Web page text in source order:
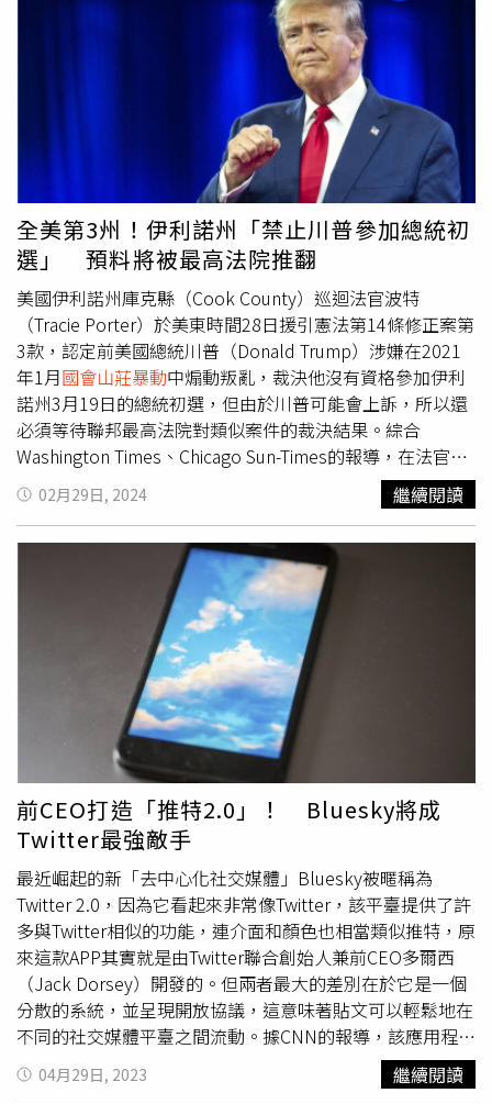
否應公開要求拜登棄選。拜登的顧問則忙著緩解疑慮。拜登
競選團隊發言人舒斯特（Seth Schuster）表示，拜登不會
退選，「選民們沒有表明過同意此事」。拜登團隊說，拜登
會參加9月美國廣播公司（ABC）舉辦的第二場辯論。據有
線電視新聞網（CNN）報導，拜登與川普之間的首場辯論，
在所有電視頻道中吸引了4790萬名觀眾觀看，收看人數較
2020年大幅下滑。談到美國憲法《第25修正案》，就在
2021年1月，針對川普支持者攻占國會大廈一事，當時民主
黨掌控的眾院曾通過不具約束力的決議，呼籲時任副總統彭
斯援引該修正案解除川普的總統職位，但遭彭斯拒絕。28
日，美國最高法院大法官以6比3的票數駁回下級法院的判
決，提高了妨礙官方程序指控（obstruction charge）的法
律門檻，其中涉及檢察官針對川普推翻聯邦選舉結果的案
件，以及參與2021年1月6日國會山莊襲擊事件的被告。這
項裁定使得數百起案件面臨不確定性。川普28日在維吉尼亞
州造勢時呼籲釋放參與國會山莊暴動的川粉。他說：「現在
就釋放J6（國會暴動）人質，他們經歷了一切，所以現在就
應該被釋放。」
全美第3州！伊利諾州「禁止川普參加總統初
選」 預料將被最高法院推翻
美國伊利諾州庫克縣（Cook County）巡迴法官波特
（Tracie Porter）於美東時間28日援引憲法第14條修正案第
3款，認定前美國總統川普（Donald Trump）涉嫌在2021
年1月國會山莊暴動中煽動叛亂，裁決他沒有資格參加伊利
諾州3月19日的總統初選，但由於川普可能會上訴，所以還
必須等待聯邦最高法院對類似案件的裁決結果。綜合
Washington Times、Chicago Sun-Times的報導，在法官波
特做出這此項裁決之際，全美正在爭論川普是否有可能因
2021年1月6日的美國國會山莊襲擊事件而被取消總統候選
人資格，以及他的行為是否構成叛亂。2021年1月6日美國
國會山莊襲擊事件。（圖／達志／美聯社）據悉，伊利諾州
是繼科羅拉多州、緬因州後，第3個禁止川普參加州內總統
初選的州，但由於川普對科羅拉多州提出了上訴，目前裁決
全數暫緩執行，必須等待聯邦最高法院對該案件作出最後裁
決。有鑑於科羅拉多州的總統初選將於3月5日舉行，聯邦最
高法院應該很快就會針對該爭議做出裁決，結果將適用全
國。對此，波特在冗長的裁決書中寫道，她知道她的「決定
不可能是最終結果」，因為目前由共和黨把持的聯邦最高法
院將有機會介入。她還表示，如果最高法院的裁決最終與她
的裁決「不一致」，她的命令將被擱置。美國聯邦最高法
院。（圖／達志／美聯社）而川普競選發言人史蒂文張
（Steven Cheung）則駁斥了波特的裁決，並表示「這是伊
利諾州一位激進民主黨法官的行為，她立即否決了該州的選
舉委員會，並與其他數十個州和聯邦司法管轄區先前的決定
互相矛盾。」他也直言：「這是一項違憲的裁決，我們將迅
速提出上訴。」
02月29日, 2024 繼續閱讀
前CEO打造「推特2.0」！ Bluesky將成
Twitter最強敵手
最近崛起的新「去中心化社交媒體」Bluesky被暱稱為
Twitter 2.0，因為它看起來非常像Twitter，該平臺提供了許
多與Twitter相似的功能，連介面和顏色也相當類似推特，原
來這款APP其實就是由Twitter聯合創始人兼前CEO多爾西
（Jack Dorsey）開發的。但兩者最大的差別在於它是一個
分散的系統，並呈現開放協議，這意味著貼文可以輕鬆地在
不同的社交媒體平臺之間流動。據CNN的報導，該應用程式
分別在2月和4月，先後在iOS及Android上發布封閉測試
版，並在去中心化網路上運行，使用戶可以更自由地控制社
04月29日, 2023 繼續閱讀